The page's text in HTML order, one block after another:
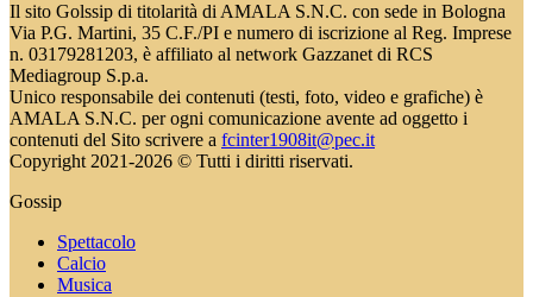
Il sito Golssip di titolarità di AMALA S.N.C. con sede in Bologna
Via P.G. Martini, 35 C.F./PI e numero di iscrizione al Reg. Imprese
n. 03179281203, è affiliato al network Gazzanet di RCS
Mediagroup S.p.a.
Unico responsabile dei contenuti (testi, foto, video e grafiche) è
AMALA S.N.C. per ogni comunicazione avente ad oggetto i
contenuti del Sito scrivere a fcinter1908it@pec.it
Copyright 2021-2026 © Tutti i diritti riservati.
Gossip
Spettacolo
Calcio
Musica